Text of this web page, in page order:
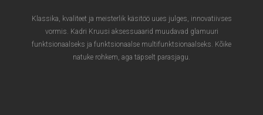
Klassika, kvaliteet ja meisterlik käsitöö uues julges, innovatiivses
vormis. Kadri Kruusi aksessuaarid muudavad glamuuri
funktsionaalseks ja funktsionaalse multifunktsionaalseks. Kõike
natuke rohkem, aga täpselt parasjagu.